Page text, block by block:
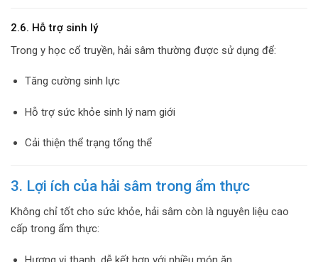
2.6. Hỗ trợ sinh lý
Trong y học cổ truyền, hải sâm thường được sử dụng để:
Tăng cường sinh lực
Hỗ trợ sức khỏe sinh lý nam giới
Cải thiện thể trạng tổng thể
3. Lợi ích của hải sâm trong ẩm thực
Không chỉ tốt cho sức khỏe, hải sâm còn là nguyên liệu cao
cấp trong ẩm thực: